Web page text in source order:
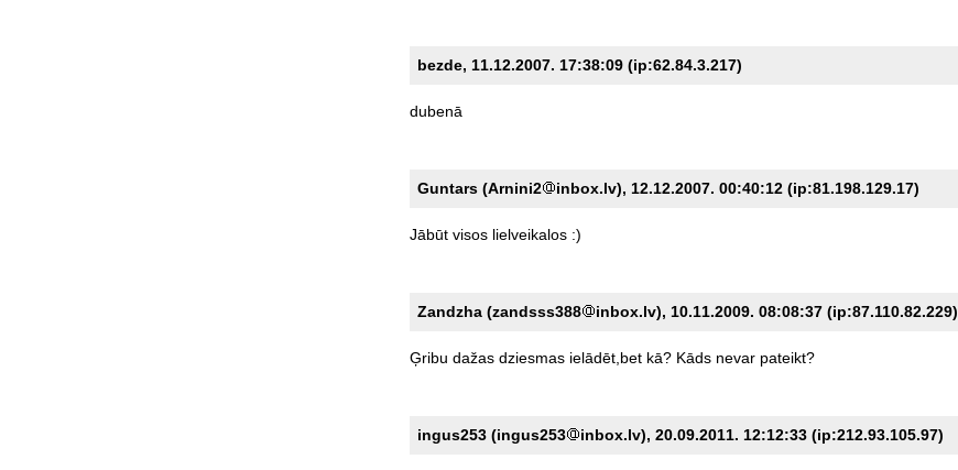
bezde, 11.12.2007. 17:38:09 (ip:62.84.3.217)
dubenā
Guntars (Arnini2 inbox.lv), 12.12.2007. 00:40:12 (ip:81.198.129.17)
Jābūt visos lielveikalos :)
Zandzha (zandsss388 inbox.lv), 10.11.2009. 08:08:37 (ip:87.110.82.229)
Ģribu dažas dziesmas ielādēt,bet kā? Kāds nevar pateikt?
ingus253 (ingus253 inbox.lv), 20.09.2011. 12:12:33 (ip:212.93.105.97)